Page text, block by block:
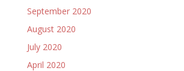
September 2020
August 2020
July 2020
April 2020